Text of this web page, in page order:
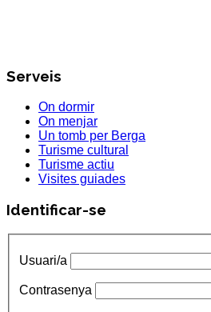
Serveis
On dormir
On menjar
Un tomb per Berga
Turisme cultural
Turisme actiu
Visites guiades
Identificar-se
Usuari/a
Contrasenya